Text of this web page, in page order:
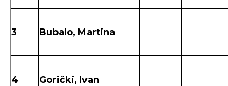
3 Bubalo, Martina
4 Gorički, Ivan